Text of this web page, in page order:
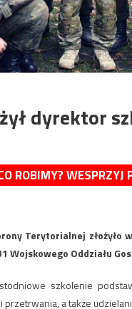
dyrektor
ROBIMY? WESPRZYJ
Terytorialnej złożyło
Wojskowego Oddziału
szkolenie
przetrwania, a także